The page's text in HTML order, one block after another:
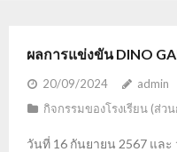
ผลการแข่งขัน DINO
20/09/2024
admin
กิจกรรมของโรงเรียน (ส่วน
วันที่ 16 กันยายน 2567 แล